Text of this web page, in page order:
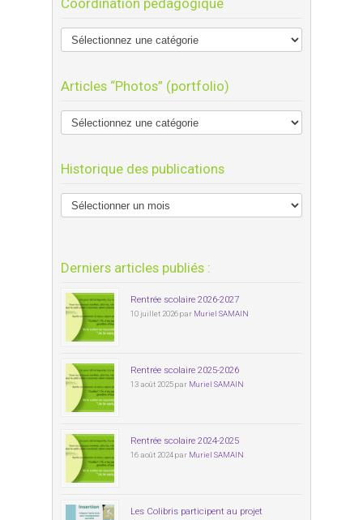
Coordination pédagogique
Articles “Photos” (portfolio)
Historique des publications
Derniers articles publiés :
Rentrée scolaire 2026-2027
10 juillet 2026 par Muriel SAMAIN
Rentrée scolaire 2025-2026
13 août 2025 par Muriel SAMAIN
Rentrée scolaire 2024-2025
16 août 2024 par Muriel SAMAIN
Les Colibris participent au projet